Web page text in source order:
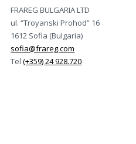
FRAREG BULGARIA LTD
ul. “Troyanski Prohod” 16
1612 Sofia (Bulgaria)
sofia@frareg.com
Tel(+359) 24 928.720